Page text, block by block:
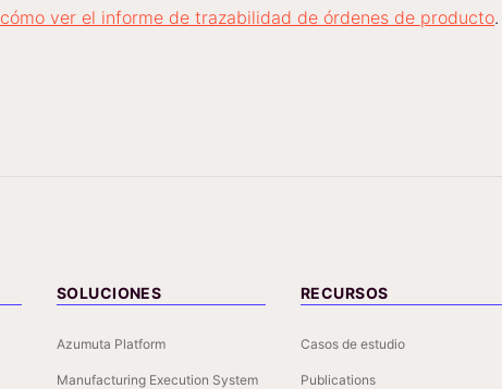
cómo ver el informe de trazabilidad de órdenes de producto.
SOLUCIONES
Azumuta Platform
Manufacturing Execution System
RECURSOS
Casos de estudio
Publications